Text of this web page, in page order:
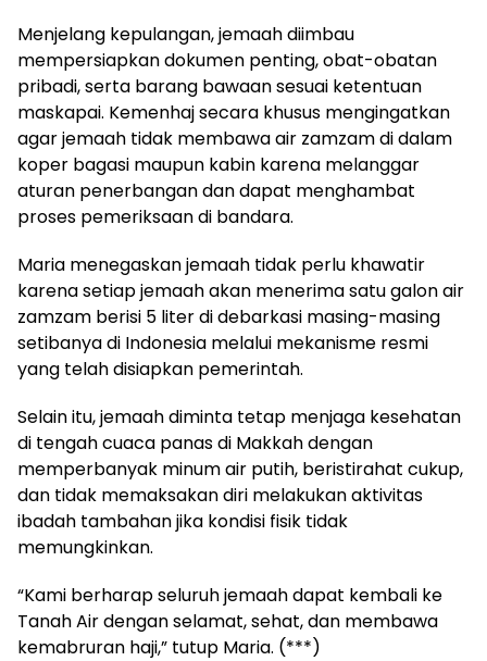
Menjelang kepulangan, jemaah diimbau
mempersiapkan dokumen penting, obat-obatan
pribadi, serta barang bawaan sesuai ketentuan
maskapai. Kemenhaj secara khusus mengingatkan
agar jemaah tidak membawa air zamzam di dalam
koper bagasi maupun kabin karena melanggar
aturan penerbangan dan dapat menghambat
proses pemeriksaan di bandara.
Maria menegaskan jemaah tidak perlu khawatir
karena setiap jemaah akan menerima satu galon air
zamzam berisi 5 liter di debarkasi masing-masing
setibanya di Indonesia melalui mekanisme resmi
yang telah disiapkan pemerintah.
Selain itu, jemaah diminta tetap menjaga kesehatan
di tengah cuaca panas di Makkah dengan
memperbanyak minum air putih, beristirahat cukup,
dan tidak memaksakan diri melakukan aktivitas
ibadah tambahan jika kondisi fisik tidak
memungkinkan.
“Kami berharap seluruh jemaah dapat kembali ke
Tanah Air dengan selamat, sehat, dan membawa
kemabruran haji,” tutup Maria. (***)